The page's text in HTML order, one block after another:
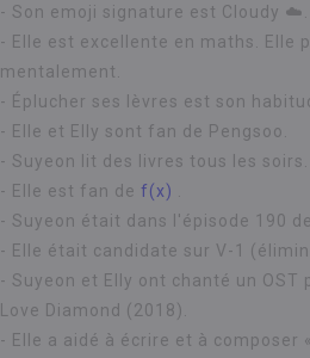
- Son emoji signature est Cloudy ☁️.
- Elle est excellente en maths. Elle
mentalement.
- Éplucher ses lèvres est son
- Elle et Elly sont fan de Pengsoo.
- Suyeon lit des livres tous les soirs.
- Elle est fan de f(x)
- Suyeon était dans l'épisode 190
- Elle était candidate sur V-1
- Suyeon et Elly ont chanté un
Love Diamond (2018).
- Elle a aidé à écrire et à composer